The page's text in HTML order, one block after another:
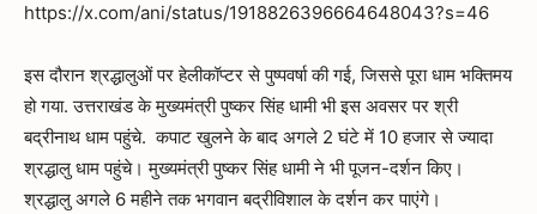
https://x.com/ani/status/1918826396664648043?s=46
इस दौरान श्रद्धालुओं पर हेलीकॉप्टर से पुष्पवर्षा की गई, जिससे पूरा धाम भक्तिमय
हो गया. उत्तराखंड के मुख्यमंत्री पुष्कर सिंह धामी भी इस अवसर पर श्री
बद्रीनाथ धाम पहुंचे. कपाट खुलने के बाद अगले 2 घंटे में 10 हजार से ज्यादा
श्रद्धालु धाम पहुंचे। मुख्यमंत्री पुष्कर सिंह धामी ने भी पूजन-दर्शन किए।
श्रद्धालु अगले 6 महीने तक भगवान बद्रीविशाल के दर्शन कर पाएंगे।